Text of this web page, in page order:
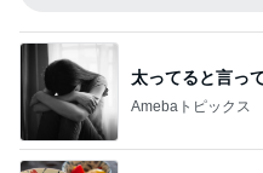
太ってると言っ
Amebaトピックス